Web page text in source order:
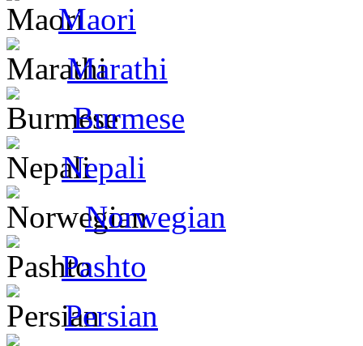
Maori
Marathi
Burmese
Nepali
Norwegian
Pashto
Persian